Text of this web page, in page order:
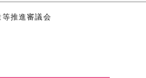
推進審議会